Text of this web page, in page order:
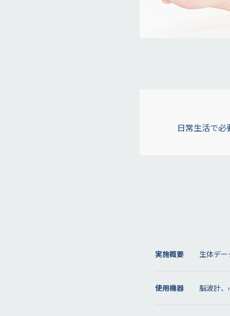
日常生活で
実施概要 生体デ
使用機器 脳波計